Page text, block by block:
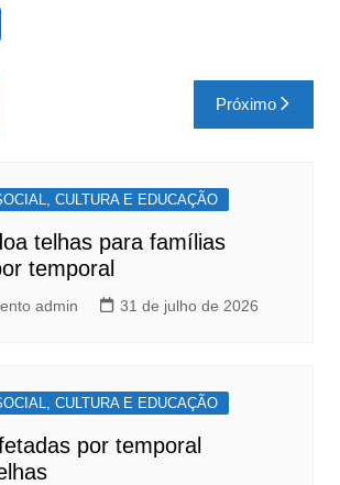
S
Próximo
CULTURA E EDUCAÇÃO
telhas para famílias
temporal
admin 31 de julho de 2026
CULTURA E EDUCAÇÃO
por temporal